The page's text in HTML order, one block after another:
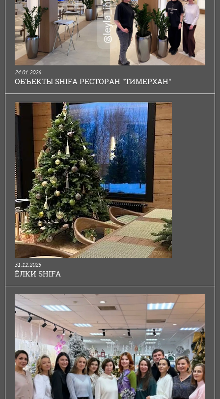
24.01.2026
ОБЪЕКТЫ SHIFA РЕСТОРАН "ТИМЕРХАН"
31.12.2025
ЁЛКИ SHIFA